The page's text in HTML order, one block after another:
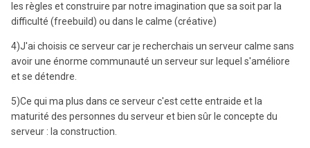
les règles et construire par notre imagination que sa soit par la
difficulté (freebuild) ou dans le calme (créative)
4)J'ai choisis ce serveur car je recherchais un serveur calme sans
avoir une énorme communauté un serveur sur lequel s'améliore
et se détendre.
5)Ce qui ma plus dans ce serveur c'est cette entraide et la
maturité des personnes du serveur et bien sûr le concepte du
serveur : la construction.